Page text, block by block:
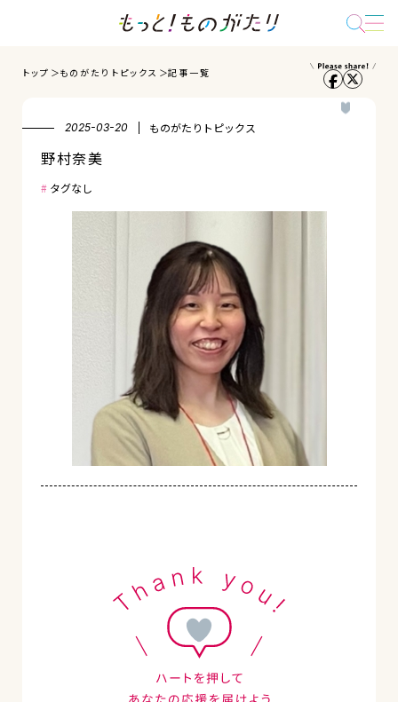
トップ ものがたりトピックス 記事一覧
2025-03-20 ものがたりトピックス
野村奈美
タグなし